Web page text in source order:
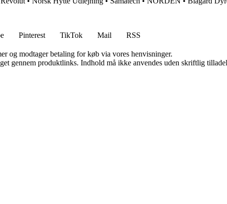
Pinterest TikTok Mail
RSS
og modtager betaling for køb via vores henvisninger.
gennem produktlinks. Indhold må ikke anvendes uden skriftlig